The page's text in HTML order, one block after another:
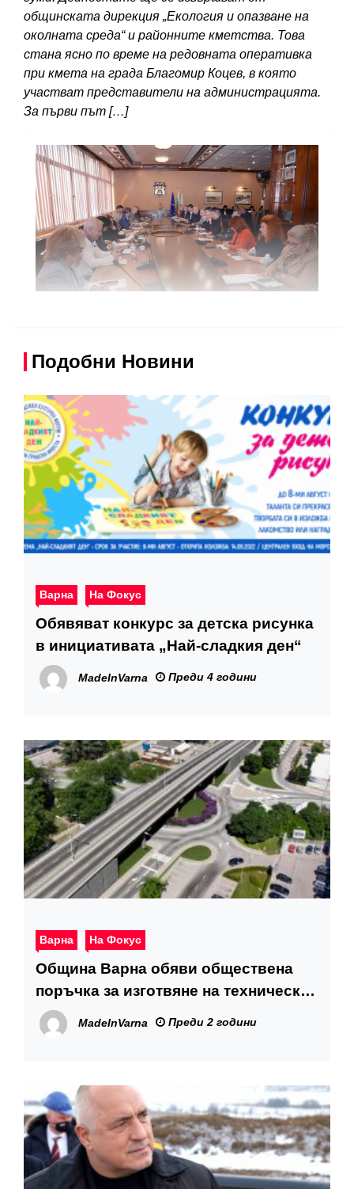
общинската дирекция „Екология и опазване на
околната среда“ и районните кметства. Това
стана ясно по време на редовната оперативка
при кмета на града Благомир Коцев, в която
участват представители на администрацията.
За първи път […]
Подобни Новини
Варна На Фокус
Обявяват конкурс за детска рисунка
в инициативата „Най-сладкия ден“
MadeInVarna Преди 4 години
Варна На Фокус
Община Варна обяви обществена
поръчка за изготвяне на технически
проект и строителство на пътния
възел при Двете кули
MadeInVarna Преди 2 години